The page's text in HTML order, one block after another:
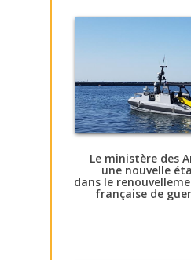
Le ministère des
une nouvelle
dans le
française de